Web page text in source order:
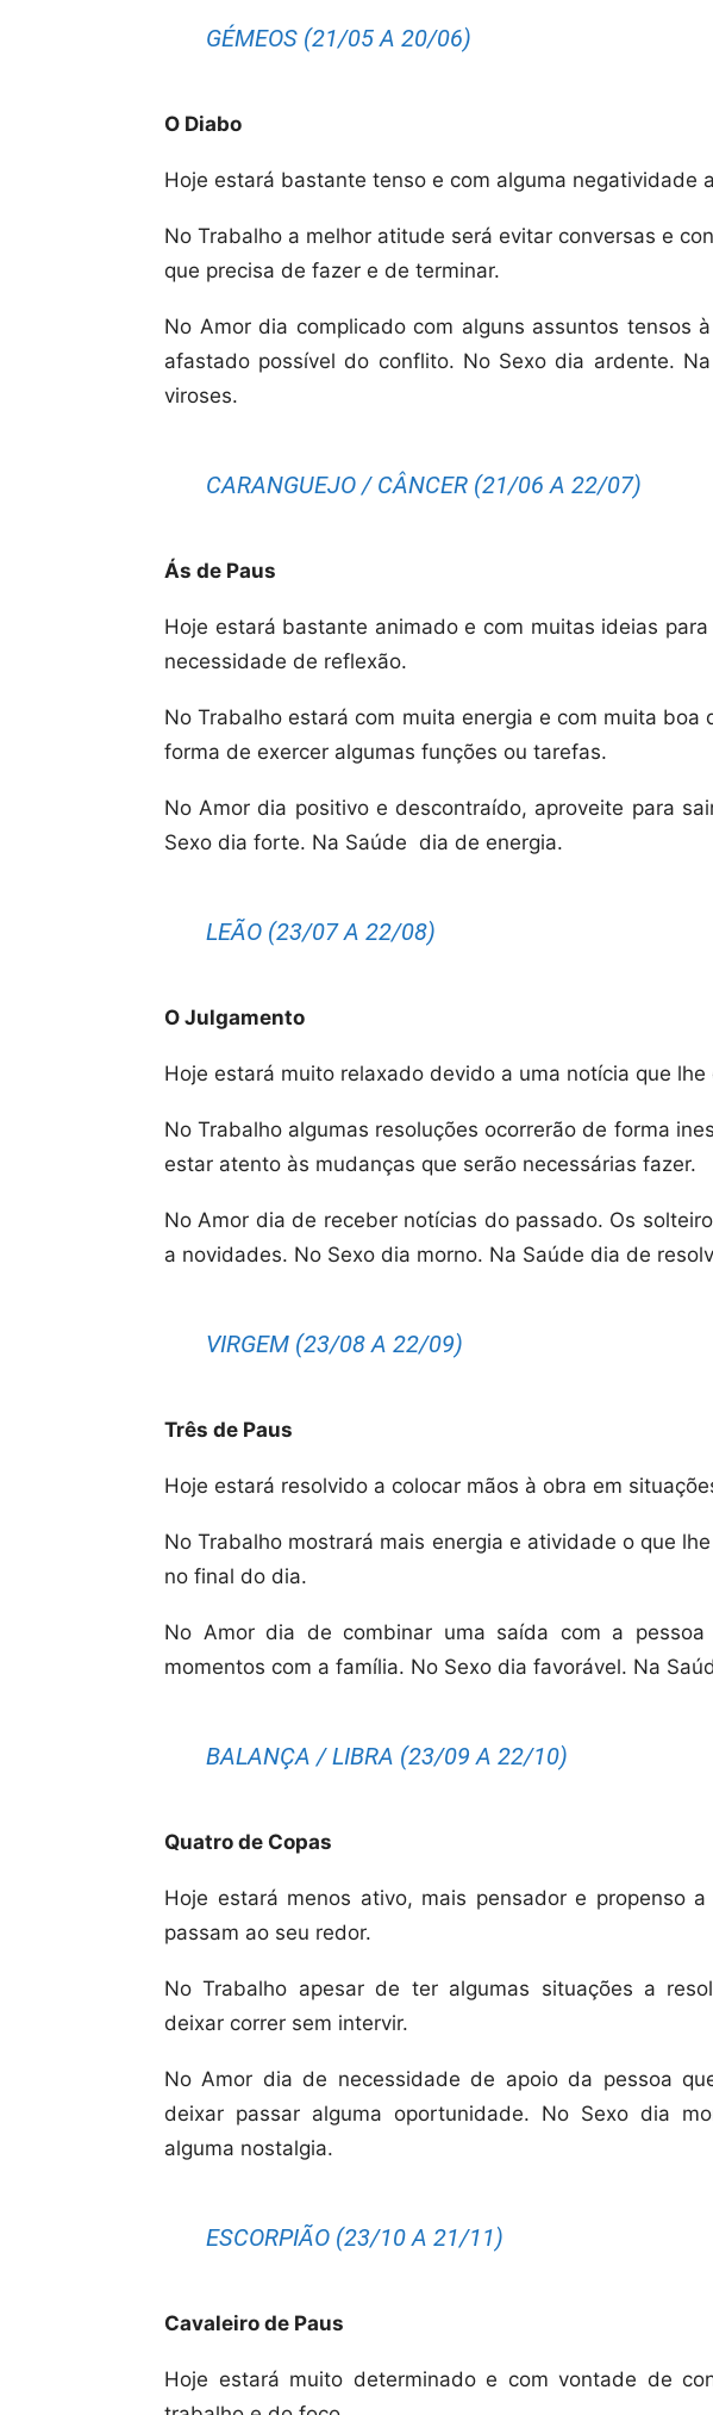
GÉMEOS (21/05 A 20/06)
O Diabo
Hoje estará bastante tenso e com alguma negatividade
No Trabalho a melhor atitude será evitar conversas e
que precisa de fazer e de terminar.
No Amor dia complicado com alguns assuntos tensos
afastado possível do conflito. No Sexo dia ardente.
viroses.
CARANGUEJO / CÂNCER (21/06 A 22/07)
Ás de Paus
Hoje estará bastante animado e com muitas ideias
necessidade de reflexão.
No Trabalho estará com muita energia e com muita boa
forma de exercer algumas funções ou tarefas.
No Amor dia positivo e descontraído, aproveite para
Sexo dia forte. Na Saúde dia de energia.
LEÃO (23/07 A 22/08)
O Julgamento
Hoje estará muito relaxado devido a uma notícia que
No Trabalho algumas resoluções ocorrerão de forma
estar atento às mudanças que serão necessárias fazer.
No Amor dia de receber notícias do passado. Os
a novidades. No Sexo dia morno. Na Saúde dia de
VIRGEM (23/08 A 22/09)
Três de Paus
Hoje estará resolvido a colocar mãos à obra em
No Trabalho mostrará mais energia e atividade o que
no final do dia.
No Amor dia de combinar uma saída com a
momentos com a família. No Sexo dia favorável. Na
BALANÇA / LIBRA (23/09 A 22/10)
Quatro de Copas
Hoje estará menos ativo, mais pensador e propenso
passam ao seu redor.
No Trabalho apesar de ter algumas situações a
deixar correr sem intervir.
No Amor dia de necessidade de apoio da pessoa
deixar passar alguma oportunidade. No Sexo dia
alguma nostalgia.
ESCORPIÃO (23/10 A 21/11)
Cavaleiro de Paus
Hoje estará muito determinado e com vontade de